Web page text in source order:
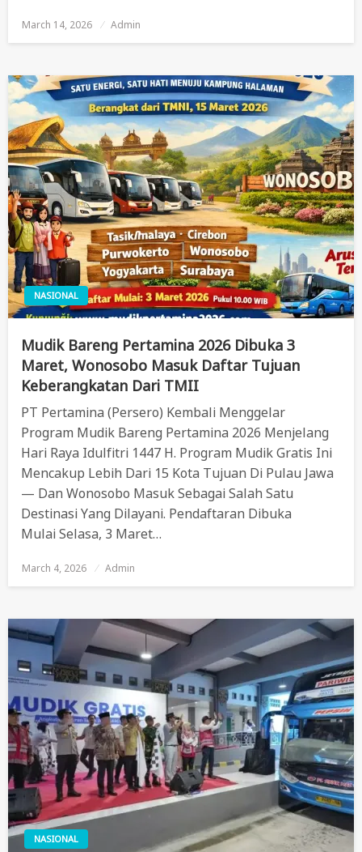
Posted
March 14, 2026 Admin
NASIONAL
Mudik Bareng Pertamina 2026 Dibuka 3
Maret, Wonosobo Masuk Daftar Tujuan
Keberangkatan Dari TMII
PT Pertamina (Persero) Kembali Menggelar
Program Mudik Bareng Pertamina 2026 Menjelang
Hari Raya Idulfitri 1447 H. Program Mudik Gratis Ini
Mencakup Lebih Dari 15 Kota Tujuan Di Pulau Jawa
— Dan Wonosobo Masuk Sebagai Salah Satu
Destinasi Yang Dilayani. Pendaftaran Dibuka
Mulai Selasa, 3 Maret…
Posted
March 4, 2026 Admin
NASIONAL